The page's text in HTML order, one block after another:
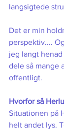
langsigtede
Det er min
perspektiv....
jeg langt
dele så mange
offentligt.
Hvorfor så
Situationen på
helt andet lys.